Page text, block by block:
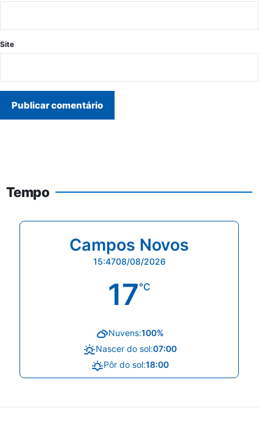
Site
Tempo
Campos Novos
15:4708/08/2026
17°C
Nuvens:100%
Nascer do sol:07:00
Pôr do sol:18:00